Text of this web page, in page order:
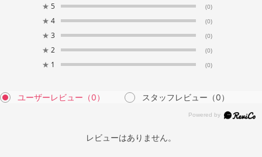
★ 5 (0)
★ 4 (0)
★ 3 (0)
★ 2 (0)
★ 1 (0)
ユーザーレビュー （0） スタッフレビュー （0）
レビューはありません。